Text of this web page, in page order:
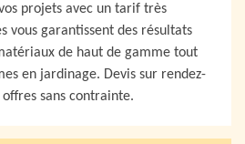
projets avec un tarif très
vous garantissent des résultats
de haut de gamme tout
en jardinage. Devis sur rendez-
sans contrainte.